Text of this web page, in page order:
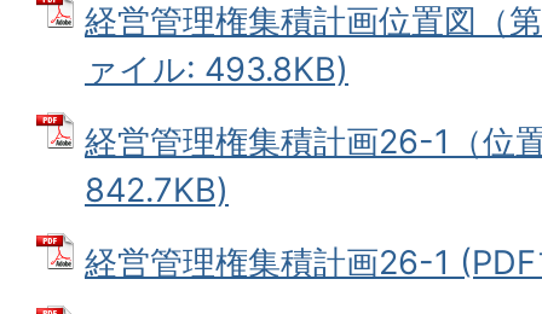
経営管理権集積計画位置図（
ァイル: 493.8KB)
経営管理権集積計画26-1（位
842.7KB)
経営管理権集積計画26-1